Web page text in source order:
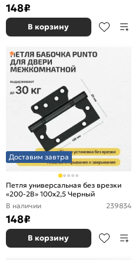
148₽
В корзину
Доставим завтра
Петля универсальная без врезки
«200-2B» 100x2,5 Черный
В наличии
239834
148₽
В корзину